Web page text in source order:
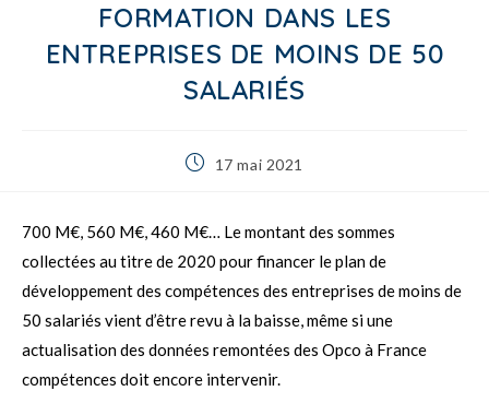
FORMATION DANS LES
ENTREPRISES DE MOINS DE 50
SALARIÉS
17 mai 2021
700 M€, 560 M€, 460 M€… Le montant des sommes
collectées au titre de 2020 pour financer le plan de
développement des compétences des entreprises de moins de
50 salariés vient d’être revu à la baisse, même si une
actualisation des données remontées des Opco à France
compétences doit encore intervenir.